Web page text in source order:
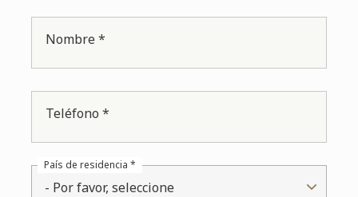
Nombre *
Teléfono *
- Por favor, seleccione
País de residencia *